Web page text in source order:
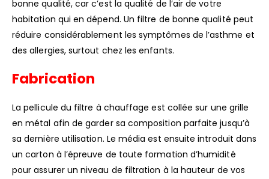
bonne qualité, car c’est la qualité de l’air de votre
habitation qui en dépend. Un filtre de bonne qualité peut
réduire considérablement les symptômes de l’asthme et
des allergies, surtout chez les enfants.
Fabrication
La pellicule du filtre à chauffage est collée sur une grille
en métal afin de garder sa composition parfaite jusqu’à
sa dernière utilisation. Le média est ensuite introduit dans
un carton à l’épreuve de toute formation d’humidité
pour assurer un niveau de filtration à la hauteur de vos